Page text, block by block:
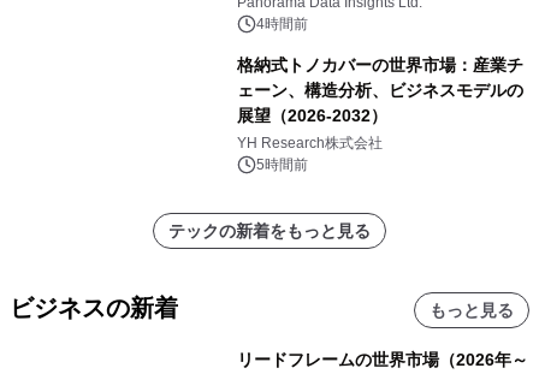
4時間前
格納式トノカバーの世界市場：産業チ
ェーン、構造分析、ビジネスモデルの
展望（2026-2032）
YH Research株式会社
5時間前
テックの新着をもっと見る
ビジネスの新着 もっと見る
リードフレームの世界市場（2026年～